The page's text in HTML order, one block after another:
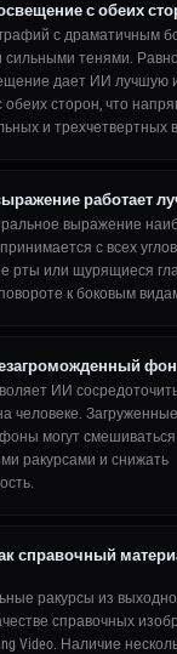
с обеих
с драматичным
тенями.
дает ИИ лучшую
обеих сторон, что
и трехчетвертных
работает
выражение
с всех
рты или щурящиеся
к боковым
фон
ИИ
человеке.
могут смешиваться
ракурсами и снижать
справочный
ракурсы из
справочных
Video. Наличие